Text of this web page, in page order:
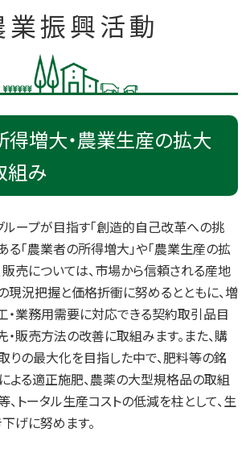
業振興活動
得増大・農業生産の拡大
組み
グループが目指す「創造的自己改革への挑
る「農業者の所得増大」や「農業生産の拡
販売については、市場から信頼される産地
現況把握と価格折衝に努めるとともに、増
・業務用需要に対応できる契約取引品目
・販売方法の改善に取組みます。また、購
りの最大化を目指した中で、肥料等の銘
よる適正施肥、農薬の大型規格品の取組
、トータル生産コストの低減を柱として、生
げに努めます。